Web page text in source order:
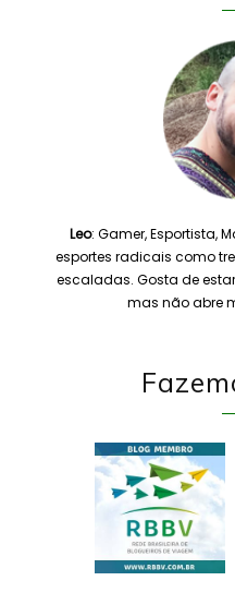
Leo: Gamer, Esportista,
esportes radicais como
escaladas. Gosta de
mas não abre